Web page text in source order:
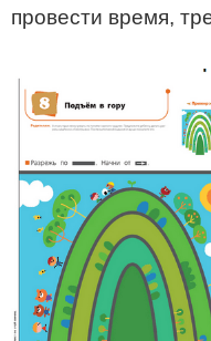
провести время,